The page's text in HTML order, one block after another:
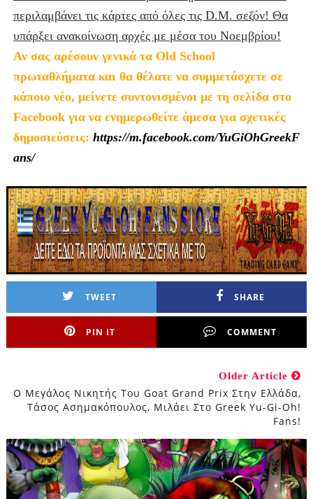
περιλαμβάνει τις κάρτες από όλες τις D.M. σεζόν! Θα
υπάρξει ανακοίνωση αρχές με μέσα του Νοεμβρίου!
Αν σας αρέσουν γενικά τα Old School
πρωταθλήματα και θα θέλατε να συμμετάσχετε σε
κάποιο νέο, μείνετε συντονισμένοι με τη σελίδα στο
Facebook για να ενημερωθείτε άμεσα για σχετικές
δημοσιεύσεις: https://m.facebook.com/YuGiOhGreekF
ans/
TWEET SHARE
PIN IT COMMENT
Older Article
Ο Μεγάλος Νικητής Του Goat Grand Prix Στην Ελλάδα,
Τάσος Ασημακόπουλος, Μιλάει Στο Greek Yu-Gi-Oh!
Fans!